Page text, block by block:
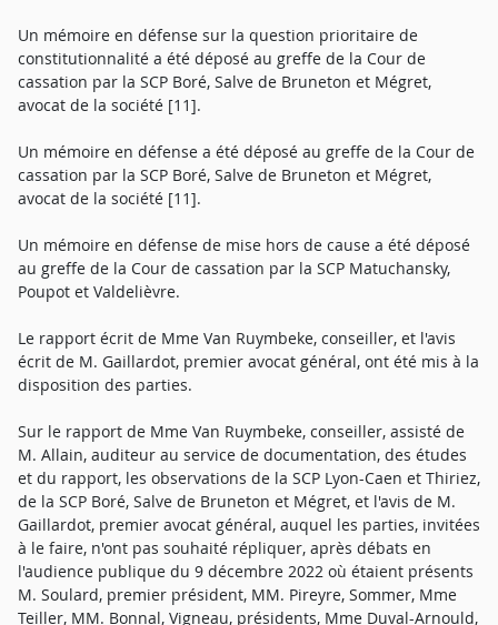
Un mémoire en défense sur la question prioritaire de
constitutionnalité a été déposé au greffe de la Cour de
cassation par la SCP Boré, Salve de Bruneton et Mégret,
avocat de la société [11].
Un mémoire en défense a été déposé au greffe de la Cour de
cassation par la SCP Boré, Salve de Bruneton et Mégret,
avocat de la société [11].
Un mémoire en défense de mise hors de cause a été déposé
au greffe de la Cour de cassation par la SCP Matuchansky,
Poupot et Valdelièvre.
Le rapport écrit de Mme Van Ruymbeke, conseiller, et l'avis
écrit de M. Gaillardot, premier avocat général, ont été mis à la
disposition des parties.
Sur le rapport de Mme Van Ruymbeke, conseiller, assisté de
M. Allain, auditeur au service de documentation, des études
et du rapport, les observations de la SCP Lyon-Caen et Thiriez,
de la SCP Boré, Salve de Bruneton et Mégret, et l'avis de M.
Gaillardot, premier avocat général, auquel les parties, invitées
à le faire, n'ont pas souhaité répliquer, après débats en
l'audience publique du 9 décembre 2022 où étaient présents
M. Soulard, premier président, MM. Pireyre, Sommer, Mme
Teiller, MM. Bonnal, Vigneau, présidents, Mme Duval-Arnould,